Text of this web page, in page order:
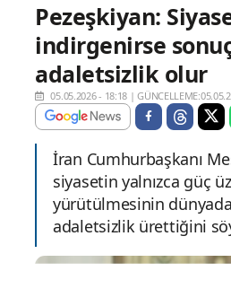
Pezeşkiyan:
indirgenirse
adaletsizlik olur
05.05.2026 - 18:18 |
İran Cumhurbaşkanı
siyasetin yalnızca güç
yürütülmesinin
adaletsizlik ürettiğini